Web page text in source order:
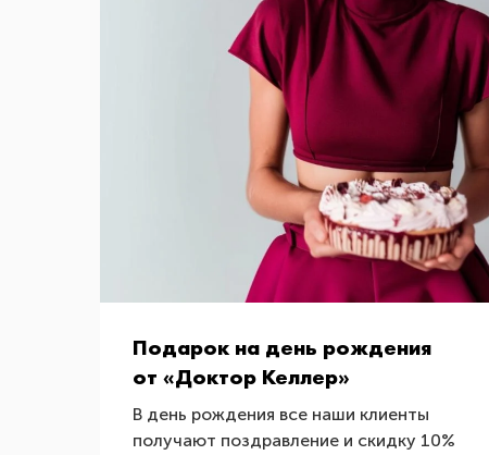
Подарок на день рождения
от «Доктор Келлер»
В день рождения все наши клиенты
получают поздравление и скидку 10%